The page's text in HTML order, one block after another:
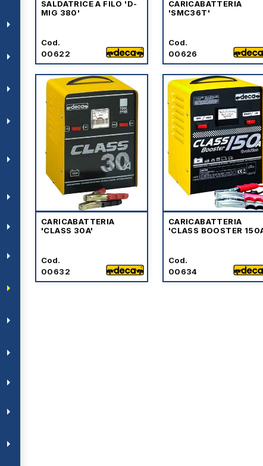
arrow_right
arrow_right
arrow_right
arrow_right
arrow_right
arrow_right
arrow_right
arrow_right
arrow_right
arrow_right
arrow_right
arrow_right
arrow_right
arrow_right
SALDATRICE A FILO 'D-
MIG 380'
Cod.
00622
CARICABATTERIA
'SMC36T'
Cod.
00626
CARICABATTERIA
'CLASS 30A'
Cod.
00632
CARICABATTERIA
'CLASS BOOSTER
Cod.
00634